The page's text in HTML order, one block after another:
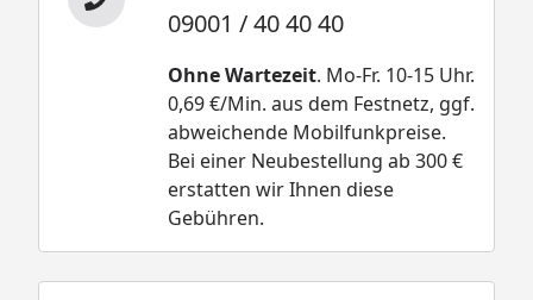
09001 / 40 40 40
Ohne Wartezeit. Mo-Fr. 10-15 Uhr.
0,69 €/Min. aus dem Festnetz, ggf.
abweichende Mobilfunkpreise.
Bei einer Neubestellung ab 300 €
erstatten wir Ihnen diese
Gebühren.